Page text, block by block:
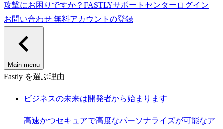
攻撃にお困りですか？ FASTLYサポートセンター ログイン
お問い合わせ 無料アカウントの登録
Main menu
Fastly を選ぶ理由
ビジネスの未来は開発者から始まります
高速かつセキュアで高度なパーソナライズが可能なア